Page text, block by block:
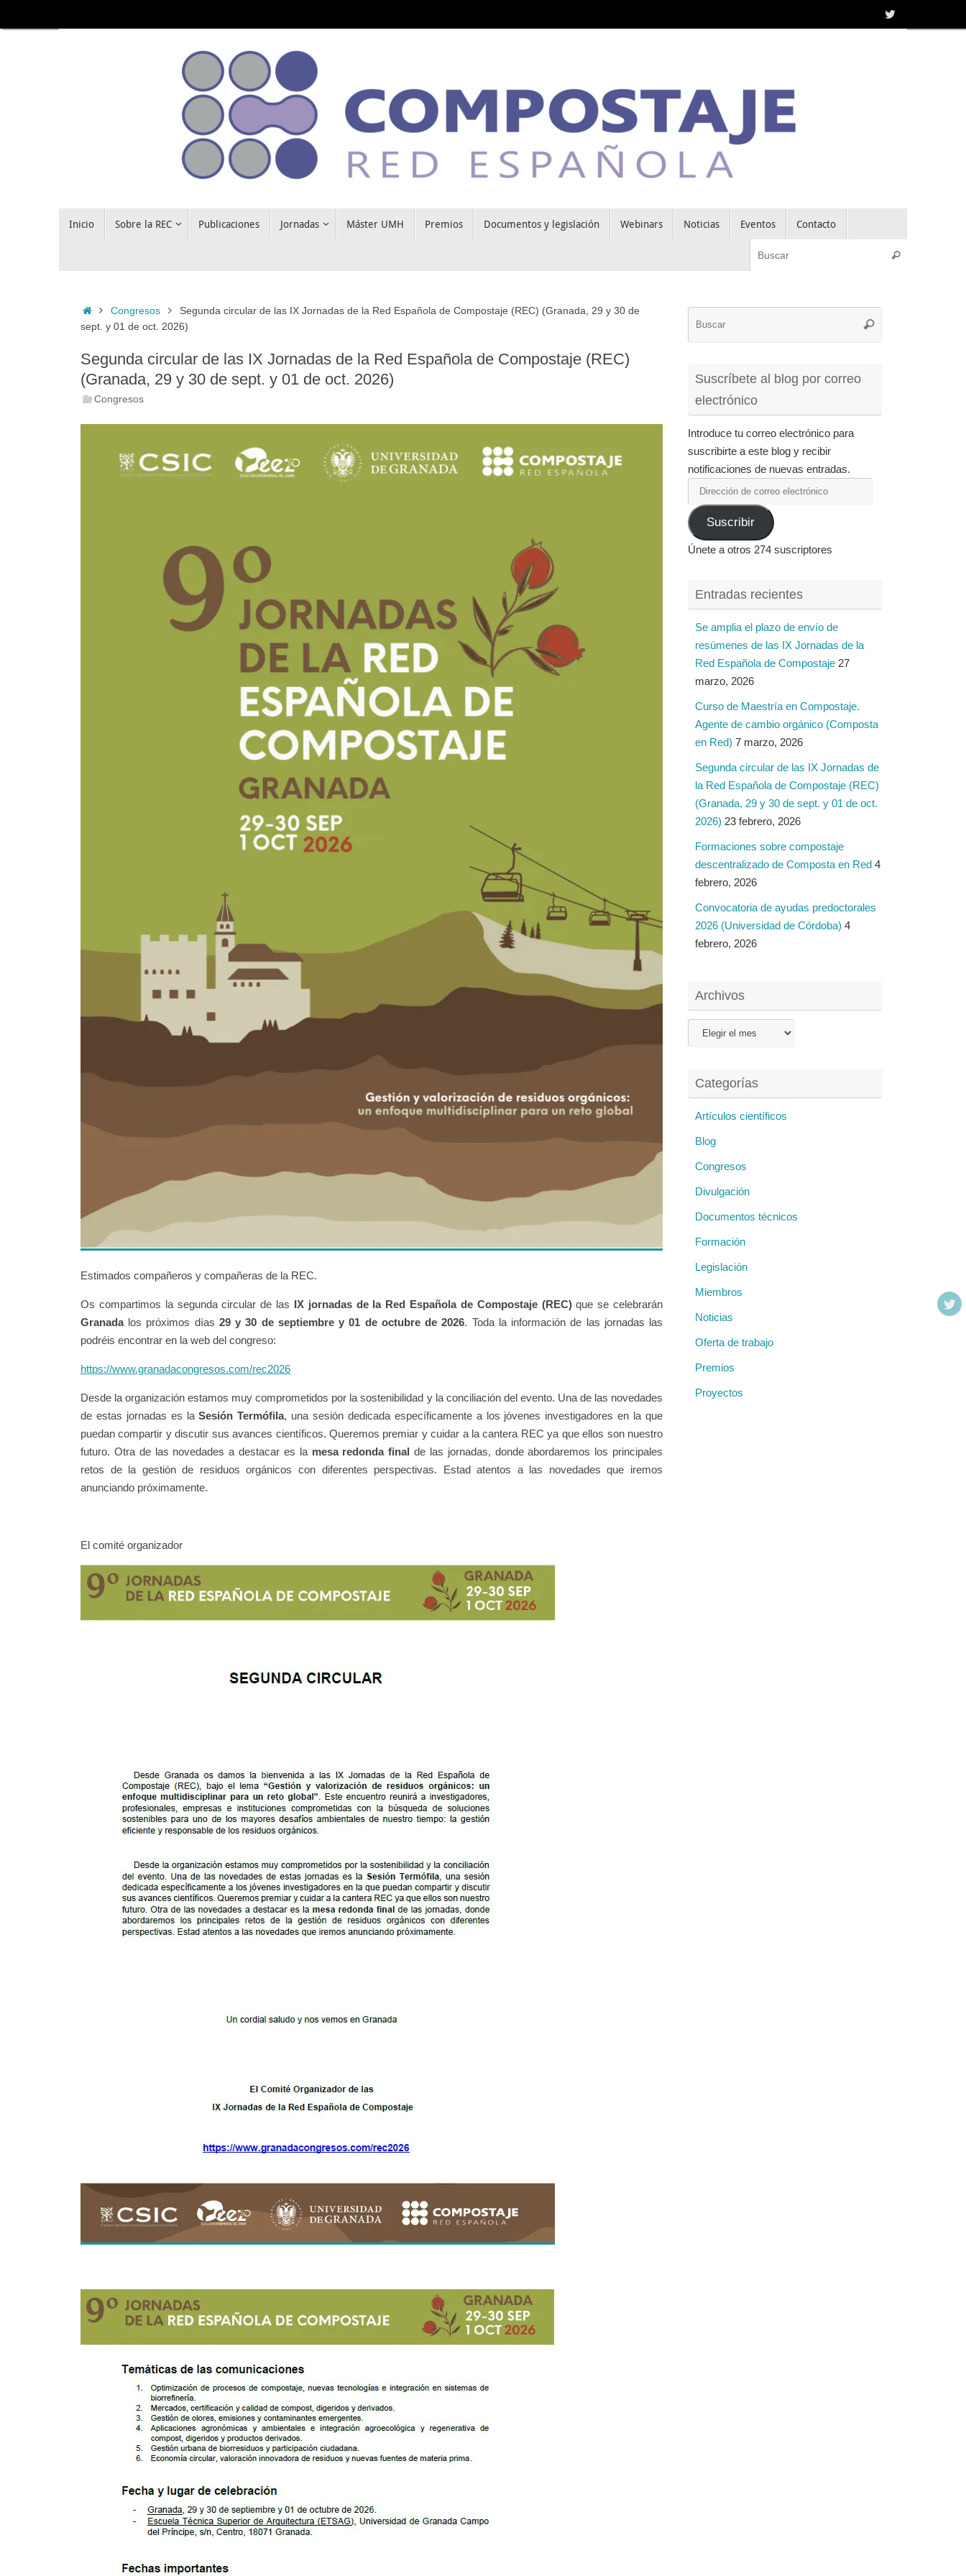
al
Inicio Sobre la REC Publicaciones Jornadas Máster UMH Premios Documentos y legislación Webinars Noticias Eventos Contacto
Buscar
InicioCongresos
Segunda circular de las IX Jornadas de la Red Española de Compostaje (REC) (Granada, 29 y 30 de
sept. y 01 de oct. 2026)
Segunda circular de las IX Jornadas de la Red Española de Compostaje (REC)
(Granada, 29 y 30 de sept. y 01 de oct. 2026)
Congresos
Estimados compañeros y compañeras de la REC.
Os compartimos la segunda circular de las IX jornadas de la Red Española de Compostaje (REC)que se celebrarán
Granada los próximos días 29 y 30 de septiembre y 01 de octubre de 2026. Toda la información de las jornadas las
podréis encontrar en la web del congreso:
https://www.granadacongresos.com/rec2026
Desde la organización estamos muy comprometidos por la sostenibilidad y la conciliación del evento. Una de las novedades
de estas jornadas es laSesión Termófila, una sesión dedicada específicamente a los jóvenes investigadores en la que
puedan compartir y discutir sus avances científicos. Queremos premiar y cuidar a la cantera REC ya que ellos son nuestro
futuro. Otra de las novedades a destacar es la mesa redonda final de las jornadas, donde abordaremos los principales
retos de la gestión de residuos orgánicos con diferentes perspectivas. Estad atentos a las novedades que iremos
anunciando próximamente.
El comité organizador
Buscar
Suscríbete al blog por correo
electrónico
Introduce tu correo electrónico para
suscribirte a este blog y recibir
notificaciones de nuevas entradas.
Dirección
de
correo
electrónico
Suscribir
Únete a otros 274 suscriptores
Entradas recientes
Se amplia el plazo de envío de
resúmenes de las IX Jornadas de la
Red Española de Compostaje 27
marzo, 2026
Curso de Maestría en Compostaje.
Agente de cambio orgánico (Composta
en Red) 7 marzo, 2026
Segunda circular de las IX Jornadas de
la Red Española de Compostaje (REC)
(Granada, 29 y 30 de sept. y 01 de oct.
2026) 23 febrero, 2026
Formaciones sobre compostaje
descentralizado de Composta en Red 4
febrero, 2026
Convocatoria de ayudas predoctorales
2026 (Universidad de Córdoba) 4
febrero, 2026
Archivos
Archivos
Categorías
Artículos científicos
Blog
Congresos
Divulgación
Documentos técnicos
Formación
Legislación
Miembros
Noticias
Oferta de trabajo
Premios
Proyectos